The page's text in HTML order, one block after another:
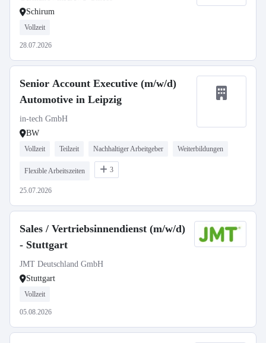
Schirum
Vollzeit
28.07.2026
Senior Account Executive (m/w/d)
Automotive in Leipzig
in-tech GmbH
BW
Vollzeit Teilzeit Nachhaltiger Arbeitgeber Weiterbildungen
Flexible Arbeitszeiten 3
25.07.2026
Sales / Vertriebsinnendienst (m/w/d)
- Stuttgart
JMT Deutschland GmbH
Stuttgart
Vollzeit
05.08.2026